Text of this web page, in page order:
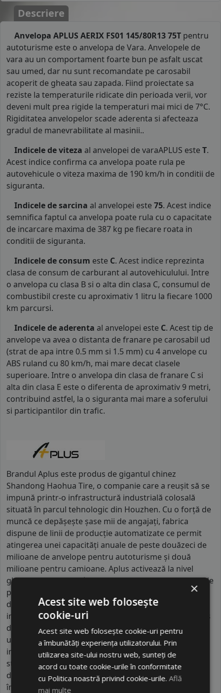
Descriere
Anvelopa APLUS AERIX FS01 145/80R13 75T pentru
autoturisme este o anvelopa de Vara. Anvelopele de
vara au un comportament foarte bun pe asfalt uscat
sau umed, dar nu sunt recomandate pe carosabil
acoperit de gheata sau zapada. Fiind proiectate sa
reziste la temperaturile ridicate din perioada verii, vor
deveni mult prea rigide la temperaturi mai mici de 7°C.
Rigiditatea anvelopelor scade aderenta si afecteaza
gradul de manevrabilitate al masinii..
Indicele de viteza al anvelopei de varaAPLUS este T.
Acest indice confirma ca anvelopa poate rula pe
autovehicule o viteza maxima de 190 km/h in conditii de
siguranta.
Indicele de sarcina al anvelopei este 75. Acest indice
semnifica faptul ca anvelopa poate rula cu o capacitate
de incarcare maxima de 387 kg pe fiecare roata in
conditii de siguranta.
Indicele de consum este C. Acest indice reprezinta
clasa de consum de carburant al autovehiculului. Intre
o anvelopa cu clasa B si o alta din clasa C, consumul de
combustibil creste cu aproximativ 1 litru la fiecare 1000
km parcursi.
Indicele de aderenta al anvelopei este C. Acest tip de
anvelope va avea o distanta de franare pe carosabil ud
(strat de apa intre 0.5 mm si 1.5 mm) cu 4 anvelope cu
ABS ruland cu 80 km/h, mai mare decat clasele
superioare. Intre o anvelopa din clasa de franare C si
alta din clasa E este o diferenta de aproximativ 9 metri,
contribuind astfel, la o siguranta mai mare a soferului
si participantilor din trafic.
Brandul Aplus este produs de gigantul chinez
Shandong Haohua Tire, o companie care a reușit să se
impună printr-o infrastructură industrială colosală
situată în parcul tehnologic din Houzhen. Cu o forță de
muncă ce depășește șase mii de angajați, fabrica
dispune de linii de producție automatizate ce permit
atingerea unei capacități anuale de peste douăzeci de
milioane de anvelope pentru autoturisme și două
milioane pentru camioane. Aplus activează la nivel
global, fiind prezent în peste o sută de țări, cu o cotă de
piață solidă în Europa, America de Nord și Brazilia
datorită respectării stricte a standardelor
internaționale de siguranță. Ceea ce diferențiază Aplus
de alte mărci din segmentul de buget este utilizarea
unor echipamente de testare de înaltă precizie
importate din Japonia, care garantează o uniformitate
structurală superioară. De asemenea, brandul se
distinge prin compușii speciali pe bază de siliciu care
îmbunătățesc aderența pe carosabil umed și reduc
×
Acest site web folosește
cookie-uri
Acest site web folosește cookie-uri pentru
a îmbunătăți experiența utilizatorului. Prin
utilizarea site-ului nostru web, sunteți de
acord cu toate cookie-urile în conformitate
cu Politica noastră privind cookie-urile.Află
mai multe